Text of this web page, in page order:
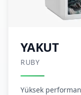
YAKUT
RUBY
Yüksek